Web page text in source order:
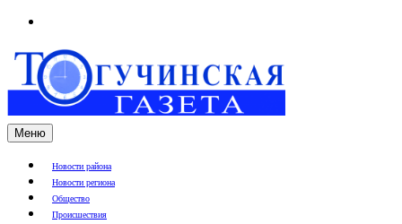
Меню
Новости района
Новости региона
Общество
Происшествия